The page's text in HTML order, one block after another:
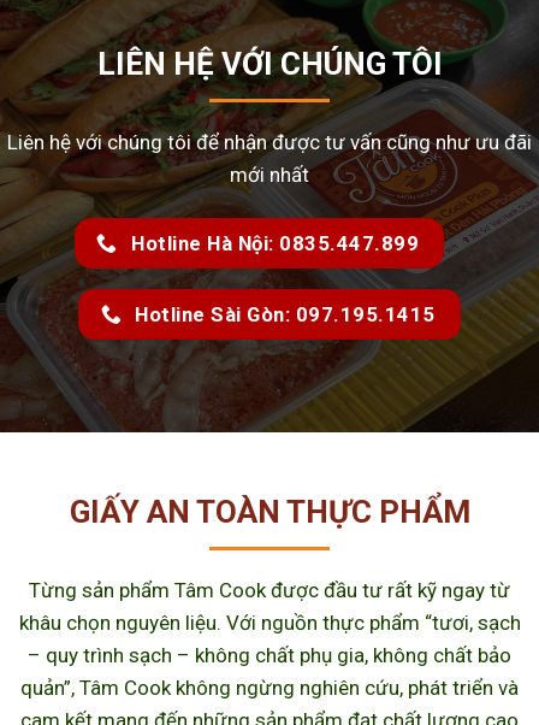
LIÊN HỆ VỚI CHÚNG TÔI
Liên hệ với chúng tôi để nhận được tư vấn cũng như ưu đãi
mới nhất
Hotline Hà Nội: 0835.447.899
Hotline Sài Gòn: 097.195.1415
GIẤY AN TOÀN THỰC PHẨM
Từng sản phẩm Tâm Cook được đầu tư rất kỹ ngay từ
khâu chọn nguyên liệu. Với nguồn thực phẩm “tươi, sạch
– quy trình sạch – không chất phụ gia, không chất bảo
quản”, Tâm Cook không ngừng nghiên cứu, phát triển và